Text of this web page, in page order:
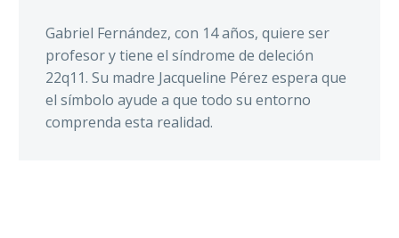
Gabriel Fernández, con 14 años, quiere ser
profesor y tiene el síndrome de deleción
22q11. Su madre Jacqueline Pérez espera que
el símbolo ayude a que todo su entorno
comprenda esta realidad.